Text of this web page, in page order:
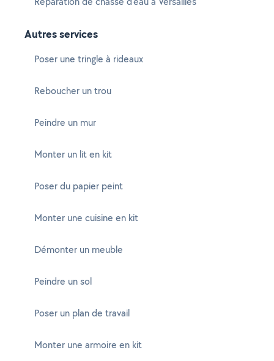
Autres services
Poser une tringle à rideaux
Reboucher un trou
Peindre un mur
Monter un lit en kit
Poser du papier peint
Monter une cuisine en kit
Démonter un meuble
Peindre un sol
Poser un plan de travail
Monter une armoire en kit